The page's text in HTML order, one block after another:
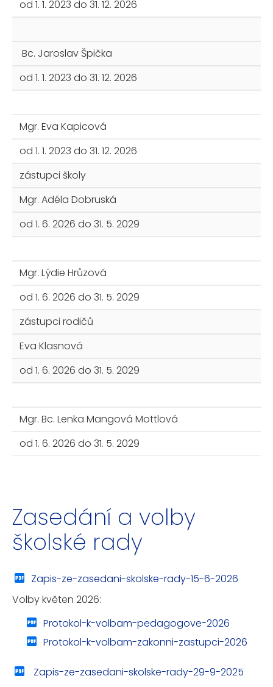
od 1. 1. 2023 do 31. 12. 2026
Bc. Jaroslav Špička
od 1. 1. 2023 do 31. 12. 2026
Mgr. Eva Kapicová
od 1. 1. 2023 do 31. 12. 2026
zástupci školy
Mgr. Adéla Dobruská
od 1. 6. 2026 do 31. 5. 2029
Mgr. Lýdie Hrůzová
od 1. 6. 2026 do 31. 5. 2029
zástupci rodičů
Eva Klasnová
od 1. 6. 2026 do 31. 5. 2029
Mgr. Bc. Lenka Mangová Mottlová
od 1. 6. 2026 do 31. 5. 2029
Zasedání a volby
školské rady
Zapis-ze-zasedani-skolske-rady-15-6-2026
Volby květen 2026:
Protokol-k-volbam-pedagogove-2026
Protokol-k-volbam-zakonni-zastupci-2026
Zapis-ze-zasedani-skolske-rady-29-9-2025